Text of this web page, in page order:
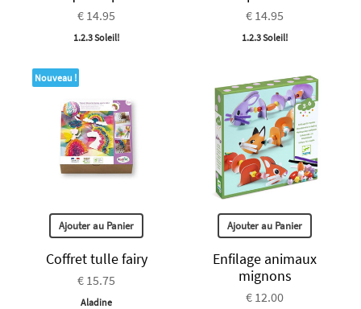
€ 14.95
1.2.3 Soleil!
€ 14.95
1.2.3 Soleil!
Nouveau !
Ajouter au Panier
Coffret tulle fairy
€ 15.75
Aladine
Ajouter au Panier
Enfilage animaux
mignons
€ 12.00